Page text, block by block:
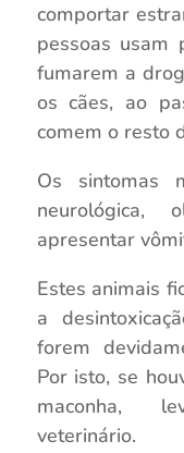
comportar
pessoas usam
fumarem a
os cães, ao
comem o resto
Os sintomas
neurológica,
apresentar
Estes animais
a
forem
Por isto, se
maconha,
veterinário.